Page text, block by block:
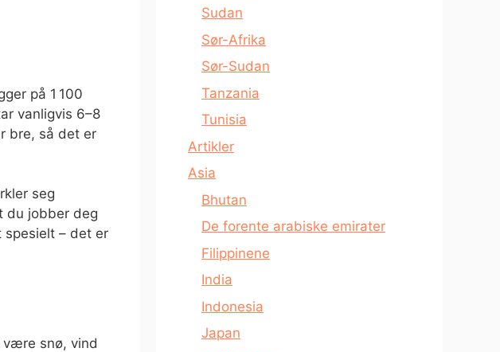
på 1 100
vanligvis 6–8
bre, så det er
seg
du jobber deg
spesielt – det er
snø, vind
Sudan
Sør-Afrika
Sør-Sudan
Tanzania
Tunisia
Artikler
Asia
Bhutan
De forente arabiske emirater
Filippinene
India
Indonesia
Japan